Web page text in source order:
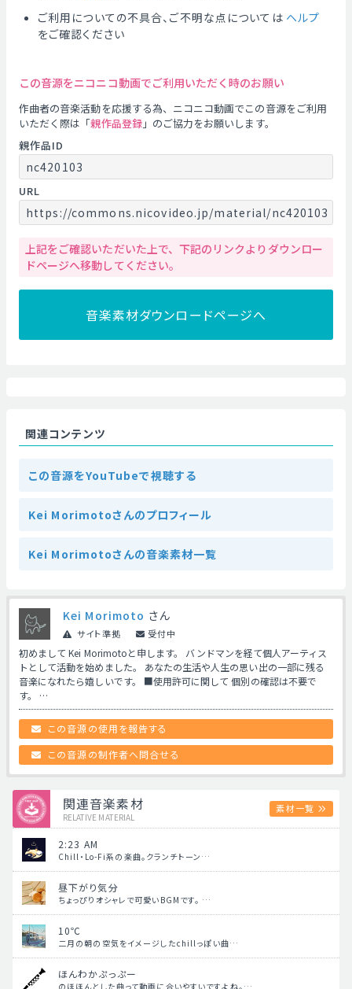
ご利用についての不具合、ご不明な点については ヘルプ
をご確認ください
この音源をニコニコ動画でご利用いただく時のお願い
作曲者の音楽活動を応援する為、ニコニコ動画でこの音源をご利用
いただく際は「親作品登録」のご協力をお願いします。
親作品ID
nc420103
URL
https://commons.nicovideo.jp/material/nc420103
上記をご確認いただいた上で、下記のリンクよりダウンロー
ドページへ移動してください。
音楽素材ダウンロードページへ
関連コンテンツ
この音源をYouTubeで視聴する
Kei Morimotoさんのプロフィール
Kei Morimotoさんの音楽素材一覧
Kei Morimoto さん
サイト準拠 受付中
初めまして Kei Morimotoと申します。 バンドマンを経て個人アーティス
トとして活動を始めました。 あなたの生活や人生の思い出の一部に残る
音楽になれたら嬉しいです。 ■使用許可に関して 個別の確認は不要で
す。 …
この音源の使用を報告する
この音源の制作者へ問合せる
関連音楽素材
RELATIVE MATERIAL
素材一覧
2:23 AM
Chill・Lo-Fi系の楽曲。クランチトーン…
昼下がり気分
ちょっぴりオシャレで可愛いBGMです。 …
10℃
二月の朝の空気をイメージしたchillっぽい曲…
ほんわかぷっぷー
のほほんとした曲って動画に合いやすいですよね。…